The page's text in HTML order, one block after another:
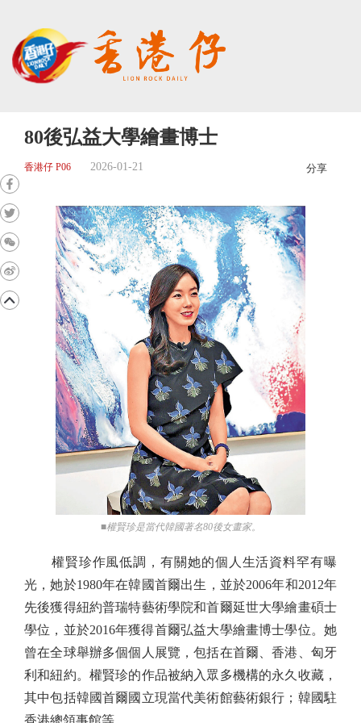
80後弘益大學繪畫博士
香港仔 P06 2026-01-21 分享
■權賢珍是當代韓國著名80後女畫家。
權賢珍作風低調，有關她的個人生活資料罕有曝
光，她於1980年在韓國首爾出生，並於2006年和2012年
先後獲得紐約普瑞特藝術學院和首爾延世大學繪畫碩士
學位，並於2016年獲得首爾弘益大學繪畫博士學位。她
曾在全球舉辦多個個人展覽，包括在首爾、香港、匈牙
利和紐約。權賢珍的作品被納入眾多機構的永久收藏，
其中包括韓國首爾國立現當代美術館藝術銀行；韓國駐
香港總領事館等。